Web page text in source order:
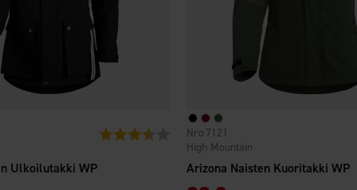
Ulkoilutakki WP
Arvio: 3.4 5:sta tähdestä
Arizona Naisten Kuoritakki WP
High Mountain
7121